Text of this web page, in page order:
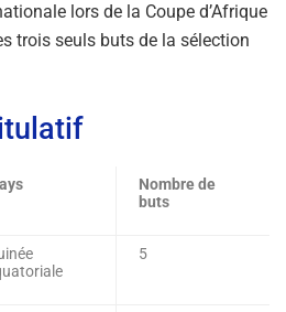
lors de la Coupe d’Afrique
trois seuls buts de la sélection
Nombre de
buts
5